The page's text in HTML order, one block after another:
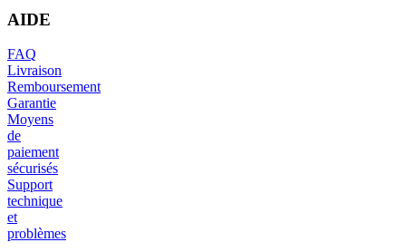
AIDE
FAQ
Livraison
Remboursement
Garantie
Moyens
de
paiement
sécurisés
Support
technique
et
problèmes